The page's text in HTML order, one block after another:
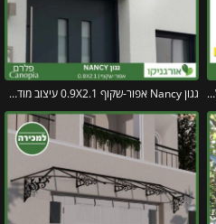
דשן NITROFLOWER מגורען 750גרם FLOWER גגון Nancy אפור-שקוף 0.9X2.1 עיצוב מודרני מבית פלרם – Canopia